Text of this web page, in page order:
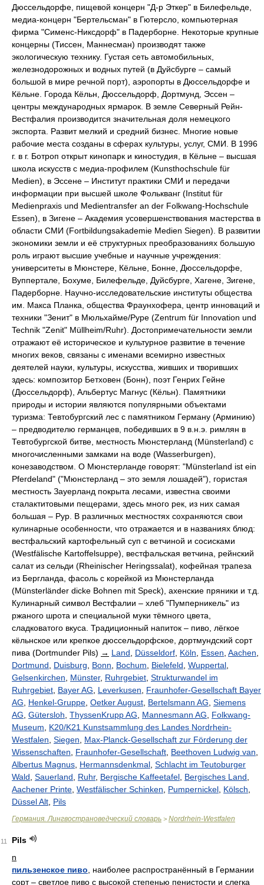
Дюссельдорфе, пищевой концерн "Д-р Эткер" в Билефельде,
медиа-концерн "Бертельсман" в Гютерсло, компьютерная
фирма "Сименс-Никсдорф" в Падерборне. Некоторые крупные
концерны (Тиссен, Маннесман) производят также
экологическую технику. Густая сеть автомобильных,
железнодорожных и водных путей (в Дуйсбурге – самый
большой в мире речной порт), аэропорты в Дюссельдорфе и
Кёльне. Города Кёльн, Дюссельдорф, Дортмунд, Эссен –
центры международных ярмарок. В земле Северный Рейн-
Вестфалия производится значительная доля немецкого
экспорта. Развит мелкий и средний бизнес. Многие новые
рабочие места созданы в сферах культуры, услуг, СМИ. В 1996
г. в г. Ботроп открыт кинопарк и киностудия, в Кёльне – высшая
школа искусств с медиа-профилем (Kunsthochschule für
Medien), в Эссене – Институт практики СМИ и передачи
информации при высшей школе Фолькванг (Institut für
Medienpraxis und Medientransfer an der Folkwang-Hochschule
Essen), в Зигене – Академия усовершенствования мастерства в
области СМИ (Fortbildungsakademie Medien Siegen). В развитии
экономики земли и её структурных преобразованиях большую
роль играют высшие учебные и научные учреждения:
университеты в Мюнстере, Кёльне, Бонне, Дюссельдорфе,
Вуппертале, Бохуме, Билефельде, Дуйсбурге, Хагене, Зигене,
Падерборне. Научно-исследовательские институты общества
им. Макса Планка, общества Фраунхофера, центр инноваций и
техники "Зенит" в Мюльхайме/Руре (Zentrum für Innovation und
Technik "Zenit" Müllheim/Ruhr). Достопримечательности земли
отражают её историческое и культурное развитие в течение
многих веков, связаны с именами всемирно известных
деятелей науки, культуры, искусства, живших и творивших
здесь: композитор Бетховен (Бонн), поэт Генрих Гейне
(Дюссельдорф), Альбертус Магнус (Кёльн). Памятники
природы и истории являются популярными объектами
туризма: Тевтобургский лес с памятником Герману (Арминию)
– предводителю германцев, победивших в 9 в.н.э. римлян в
Тевтобургской битве, местность Мюнстерланд (Münsterland) с
многочисленными замками на воде (Wasserburgen),
конезаводством. О Мюнстерланде говорят: "Münsterland ist ein
Pferdeland" ("Мюнстерланд – это земля лошадей"), гористая
местность Зауерланд покрыта лесами, известна своими
сталактитовыми пещерами, здесь много рек, из них самая
большая – Рур. В различных местностях сохраняются свои
кулинарные особенности, что отражается и в названиях блюд:
вестфальский картофельный суп с ветчиной и сосисками
(Westfälische Kartoffelsuppe), вестфальская ветчина, рейнский
салат из сельди (Rheinischer Heringssalat), кофейная трапеза
из Бергланда, фасоль с корейкой из Мюнстерланда
(Münsterländer dicke Bohnen mit Speck), ахенские пряники и т.д.
Кулинарный символ Вестфалии – хлеб "Пумперникель" из
ржаного шрота и специальной муки тёмного цвета,
сладковатого вкуса. Традиционный напиток – пиво, лёгкое
кёльнское или крепкое дюссельдорфское, дортмундский сорт
пива (Dortmunder Pils) → Land Düsseldorf Köln Essen Aachen
Dortmund
Duisburg Bonn Bochum Bielefeld Wuppertal
Gelsenkirchen
Münster, Ruhrgebiet Strukturwandel im
Ruhrgebiet Bayer AG Leverkusen
Fraunhofer-Gesellschaft Bayer
AG
Henkel-Gruppe Oetker August Bertelsmann AG Siemens
AG Gütersloh ThyssenKrupp AG Mannesmann AG
Folkwang-
Museum
K20/K21 Kunstsammlung des Landes Nordrhein-
Westfalen Siegen
Max-Planck-Gesellschaft zur Förderung der
Wissenschaften
Fraunhofer-Gesellschaft Beethoven Ludwig van
Albertus Magnus Hermannsdenkmal Schlacht im Teutoburger
Wald Sauerland Ruhr, Bergische Kaffeetafel Bergisches Land
Aachener Printe Westfälischer Schinken Pumpernickel Kölsch
Düssel Alt Pils
Германия. Лингвострановедческий словарь > Nordrhein-Westfalen
11
Pils
n
пильзенское пиво , наиболее распространённый в Германии
сорт – светлое пиво с высокой степенью пенистости и слегка